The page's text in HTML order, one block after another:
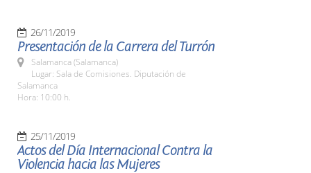
26/11/2019
Presentación de la Carrera del Turrón
Salamanca (Salamanca)
Lugar: Sala de Comisiones. Diputación de
Salamanca
Hora: 10:00 h.
25/11/2019
Actos del Día Internacional Contra la
Violencia hacia las Mujeres